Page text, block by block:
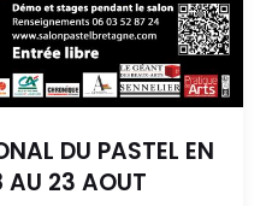
DU PASTEL EN
AU 23 AOUT